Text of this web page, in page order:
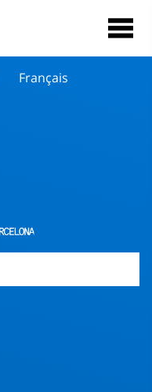
Français